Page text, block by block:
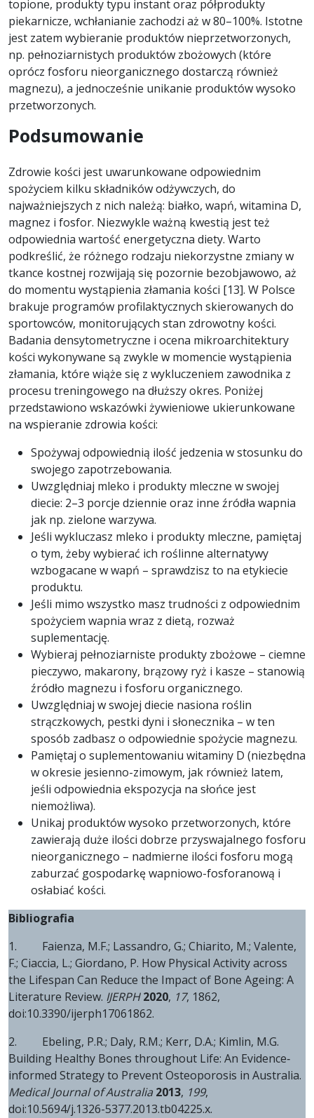
topione, produkty typu instant oraz półprodukty
piekarnicze, wchłanianie zachodzi aż w 80–100%. Istotne
jest zatem wybieranie produktów nieprzetworzonych,
np. pełnoziarnistych produktów zbożowych (które
oprócz fosforu nieorganicznego dostarczą również
magnezu), a jednocześnie unikanie produktów wysoko
przetworzonych.
Podsumowanie
Zdrowie kości jest uwarunkowane odpowiednim
spożyciem kilku składników odżywczych, do
najważniejszych z nich należą: białko, wapń, witamina D,
magnez i fosfor. Niezwykle ważną kwestią jest też
odpowiednia wartość energetyczna diety. Warto
podkreślić, że różnego rodzaju niekorzystne zmiany w
tkance kostnej rozwijają się pozornie bezobjawowo, aż
do momentu wystąpienia złamania kości [13]. W Polsce
brakuje programów profilaktycznych skierowanych do
sportowców, monitorujących stan zdrowotny kości.
Badania densytometryczne i ocena mikroarchitektury
kości wykonywane są zwykle w momencie wystąpienia
złamania, które wiąże się z wykluczeniem zawodnika z
procesu treningowego na dłuższy okres. Poniżej
przedstawiono wskazówki żywieniowe ukierunkowane
na wspieranie zdrowia kości:
Spożywaj odpowiednią ilość jedzenia w stosunku do
swojego zapotrzebowania.
Uwzględniaj mleko i produkty mleczne w swojej
diecie: 2–3 porcje dziennie oraz inne źródła wapnia
jak np. zielone warzywa.
Jeśli wykluczasz mleko i produkty mleczne, pamiętaj
o tym, żeby wybierać ich roślinne alternatywy
wzbogacane w wapń – sprawdzisz to na etykiecie
produktu.
Jeśli mimo wszystko masz trudności z odpowiednim
spożyciem wapnia wraz z dietą, rozważ
suplementację.
Wybieraj pełnoziarniste produkty zbożowe – ciemne
pieczywo, makarony, brązowy ryż i kasze – stanowią
źródło magnezu i fosforu organicznego.
Uwzględniaj w swojej diecie nasiona roślin
strączkowych, pestki dyni i słonecznika – w ten
sposób zadbasz o odpowiednie spożycie magnezu.
Pamiętaj o suplementowaniu witaminy D (niezbędna
w okresie jesienno-zimowym, jak również latem,
jeśli odpowiednia ekspozycja na słońce jest
niemożliwa).
Unikaj produktów wysoko przetworzonych, które
zawierają duże ilości dobrze przyswajalnego fosforu
nieorganicznego – nadmierne ilości fosforu mogą
zaburzać gospodarkę wapniowo-fosforanową i
osłabiać kości.
Bibliografia
1. Faienza, M.F.; Lassandro, G.; Chiarito, M.; Valente,
F.; Ciaccia, L.; Giordano, P. How Physical Activity across
the Lifespan Can Reduce the Impact of Bone Ageing: A
Literature Review. IJERPH 2020, 17, 1862,
doi:10.3390/ijerph17061862.
2. Ebeling, P.R.; Daly, R.M.; Kerr, D.A.; Kimlin, M.G.
Building Healthy Bones throughout Life: An Evidence‐
informed Strategy to Prevent Osteoporosis in Australia.
Medical Journal of Australia 2013, 199,
doi:10.5694/j.1326-5377.2013.tb04225.x.